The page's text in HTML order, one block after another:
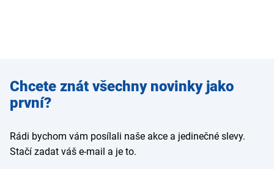
Zadejte
e-mail
Chcete znát všechny novinky jako
první?
Rádi bychom vám posílali naše akce a jedinečné slevy.
Stačí zadat váš e-mail a je to.